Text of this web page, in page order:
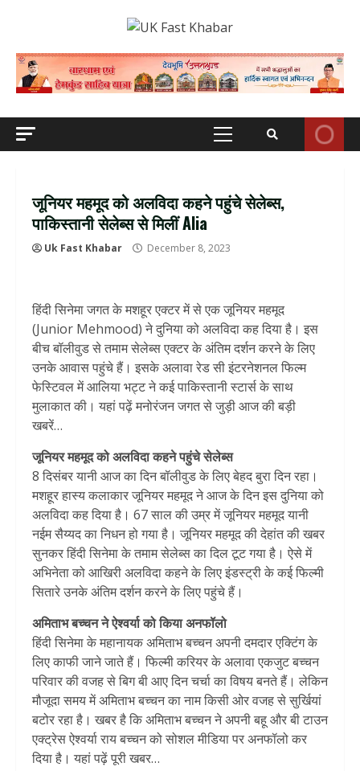
Primary
जूनियर महमूद को अलविदा कहने पहुंचे सेलेब्स,
पाकिस्तानी सेलेब्स से मिलीं Alia
Uk Fast Khabar December 8, 2023
हिंदी सिनेमा जगत के मशहूर एक्टर में से एक जूनियर महमूद
(Junior Mehmood) ने दुनिया को अलविदा कह दिया है। इस
बीच बॉलीवुड से तमाम सेलेब्स एक्टर के अंतिम दर्शन करने के लिए
उनके आवास पहुंचे हैं। इसके अलावा रेड सी इंटरनेशनल फिल्म
फेस्टिवल में आलिया भट्ट ने कई पाकिस्तानी स्टार्स के साथ
मुलाकात की। यहां पढ़ें मनोरंजन जगत से जुड़ी आज की बड़ी
खबरें…
जूनियर महमूद को अलविदा कहने पहुंचे सेलेब्स
8 दिसंबर यानी आज का दिन बॉलीवुड के लिए बेहद बुरा दिन रहा।
मशहूर हास्य कलाकार जूनियर महमूद ने आज के दिन इस दुनिया को
अलविदा कह दिया है। 67 साल की उम्र में जूनियर महमूद यानी
नईम सैय्यद का निधन हो गया है। जूनियर महमूद की देहांत की खबर
सुनकर हिंदी सिनेमा के तमाम सेलेब्स का दिल टूट गया है। ऐसे में
अभिनेता को आखिरी अलविदा कहने के लिए इंडस्ट्री के कई फिल्मी
सितारे उनके अंतिम दर्शन करने के लिए पहुंचे हैं।
अमिताभ बच्चन ने ऐश्वर्या को किया अनफॉलो
हिंदी सिनेमा के महानायक अमिताभ बच्चन अपनी दमदार एक्टिंग के
लिए काफी जाने जाते हैं। फिल्मी करियर के अलावा एकजुट बच्चन
परिवार की वजह से बिग बी आए दिन चर्चा का विषय बनते हैं। लेकिन
मौजूदा समय में अमिताभ बच्चन का नाम किसी ओर वजह से सुर्खियां
बटोर रहा है। खबर है कि अमिताभ बच्चन ने अपनी बहू और बी टाउन
एक्ट्रेस ऐश्वर्या राय बच्चन को सोशल मीडिया पर अनफॉलो कर
दिया है। यहां पढ़ें पूरी खबर…